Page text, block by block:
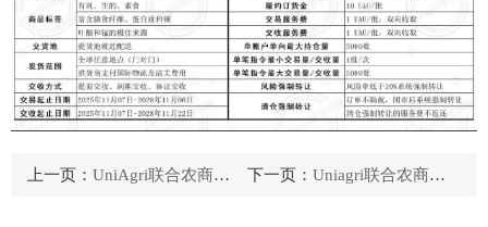
上一页： UniAgri联合农商交易模式说明 下一页：Uniagri联合农商已经稳定运行3年，是目前市面上体量最大最稳定的交易平台